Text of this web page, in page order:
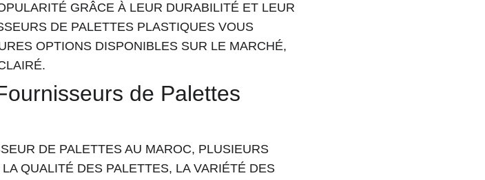
GRÂCE À LEUR DURABILITÉ ET LEUR
DE PALETTES PLASTIQUES VOUS
OPTIONS DISPONIBLES SUR LE MARCHÉ,
de Palettes
DE PALETTES AU MAROC, PLUSIEURS
QUALITÉ DES PALETTES, LA VARIÉTÉ DES